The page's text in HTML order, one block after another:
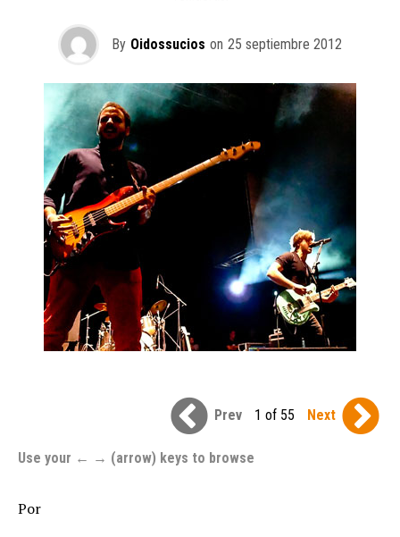
By Oidossucios on 25 septiembre 2012
Prev 1 of 55 Next
Use your ← → (arrow) keys to browse
Por